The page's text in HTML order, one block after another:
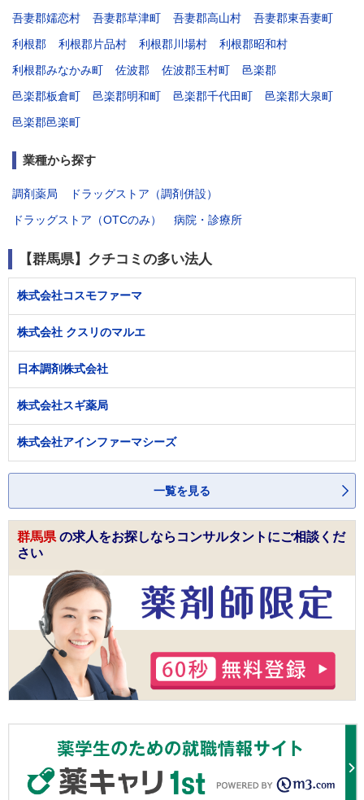
吾妻郡嬬恋村
吾妻郡草津町 吾妻郡高山村
吾妻郡東吾妻町
利根郡
利根郡片品村 利根郡川場村
利根郡昭和村
利根郡みなかみ町
佐波郡 佐波郡玉村町
邑楽郡
邑楽郡板倉町
邑楽郡明和町 邑楽郡千代田町
邑楽郡大泉町
邑楽郡邑楽町
業種から探す
調剤薬局
ドラッグストア（調剤併設）
ドラッグストア（OTCのみ）
病院・診療所
【群馬県】クチコミの多い法人
株式会社コスモファーマ
株式会社 クスリのマルエ
日本調剤株式会社
株式会社スギ薬局
株式会社アインファーマシーズ
一覧を見る
群馬県 の求人をお探しならコンサルタントにご相談くだ
さい